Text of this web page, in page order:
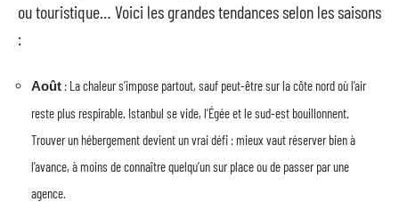
ou touristique… Voici les grandes tendances selon les saisons
:
Août : La chaleur s’impose partout, sauf peut-être sur la côte nord où l’air
reste plus respirable. Istanbul se vide, l’Égée et le sud-est bouillonnent.
Trouver un hébergement devient un vrai défi : mieux vaut réserver bien à
l’avance, à moins de connaître quelqu’un sur place ou de passer par une
agence.